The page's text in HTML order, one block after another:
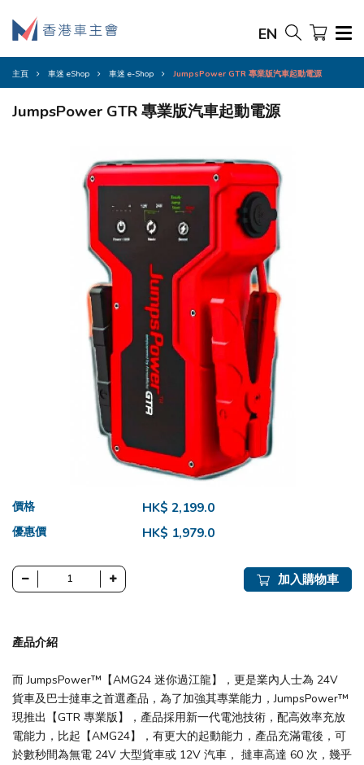
EN
主頁 車迷 eShop 車迷 e-Shop JumpsPower GTR 專業版汽車起動電源
JumpsPower GTR 專業版汽車起動電源
價格 HK$ 2,199.0
優惠價 HK$ 1,979.0
加入購物車
產品介紹
而 JumpsPower™【AMG24 迷你過江龍】，更是業內人士為 24V
貨車及巴士撻車之首選產品，為了加強其專業能力，JumpsPower™
現推出【GTR 專業版】，產品採用新一代電池技術，配高效率充放
電能力，比起【AMG24】，有更大的起動能力，產品充滿電後，可
於數秒間為無電 24V 大型貨車或 12V 汽車， 撻車高達 60 次，幾乎